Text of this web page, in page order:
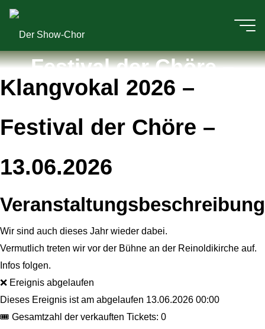
Zum
Der
Show-
Chor
Klangvokal 2026 –
Festival der Chöre –
13.06.2026
Klangvokal 2026 –
Festival der Chöre –
13.06.2026
Veranstaltungsbeschreibung
Wir sind auch dieses Jahr wieder dabei.
Vermutlich treten wir vor der Bühne an der Reinoldikirche auf.
Infos folgen.
❌ Ereignis abgelaufen
Dieses Ereignis ist am abgelaufen 13.06.2026 00:00
🎟 Gesamtzahl der verkauften Tickets: 0